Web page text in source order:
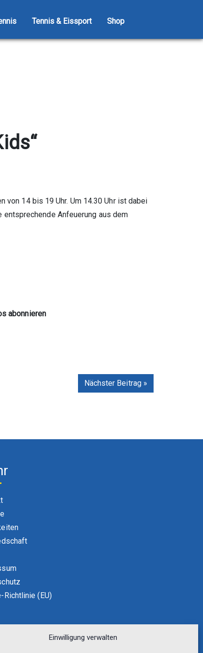
Einwilligung verwalten
Tennis & Eissport Shop
von 14 bis 19 Uhr. Um 14.30 Uhr ist dabei
entsprechende Anfeuerung aus dem
abonnieren
Nächster Beitrag »
Richtlinie (EU)